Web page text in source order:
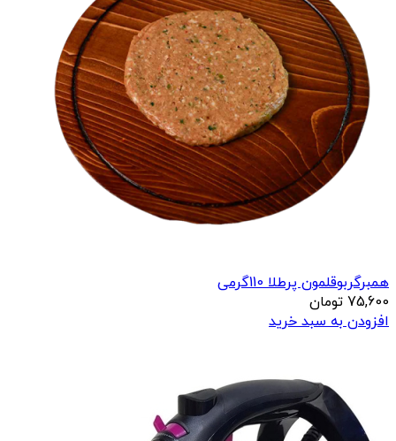
همبرگربوقلمون پرطلا 110گرمی
75,600 تومان
افزودن به سبد خرید